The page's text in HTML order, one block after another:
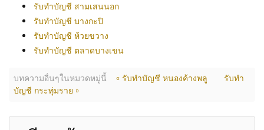
รับทำบัญชี สามเสนนอก
รับทำบัญชี บางกะปิ
รับทำบัญชี ห้วยขวาง
รับทำบัญชี ตลาดบางเขน
บทความอื่นๆในหมวดหมู่นี้ « รับทำบัญชี หนองค้างพลู
รับทำ
บัญชี กระทุ่มราย »